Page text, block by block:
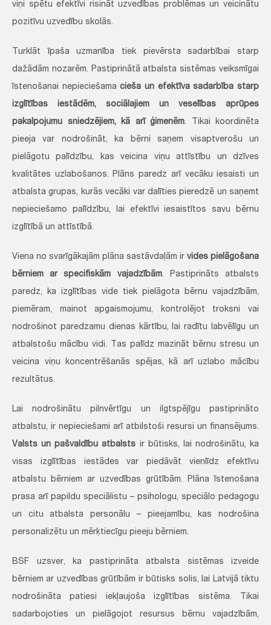
viņi spētu efektīvi risināt uzvedības problēmas un veicinātu
pozitīvu uzvedību skolās.
Turklāt īpaša uzmanība tiek pievērsta sadarbībai starp
dažādām nozarēm. Pastiprinātā atbalsta sistēmas veiksmīgai
īstenošanai nepieciešamacieša un efektīva sadarbība starp
izglītības iestādēm, sociālajiem un veselības aprūpes
pakalpojumu sniedzējiem, kā arī ģimenēm. Tikai koordinēta
pieeja var nodrošināt, ka bērni saņem visaptverošu un
pielāgotu palīdzību, kas veicina viņu attīstību un dzīves
kvalitātes uzlabošanos. Plāns paredz arī vecāku iesaisti un
atbalsta grupas, kurās vecāki var dalīties pieredzē un saņemt
nepieciešamo palīdzību, lai efektīvi iesaistītos savu bērnu
izglītībā un attīstībā.
Viena no svarīgākajām plāna sastāvdaļām ir vides pielāgošana
bērniem ar specifiskām vajadzībām. Pastiprināts atbalsts
paredz, ka izglītības vide tiek pielāgota bērnu vajadzībām,
piemēram, mainot apgaismojumu, kontrolējot troksni vai
nodrošinot paredzamu dienas kārtību, lai radītu labvēlīgu un
atbalstošu mācību vidi. Tas palīdz mazināt bērnu stresu un
veicina viņu koncentrēšanās spējas, kā arī uzlabo mācību
rezultātus.
Lai nodrošinātu pilnvērtīgu un ilgtspējīgu pastiprināto
atbalstu, ir nepieciešami arī atbilstoši resursi un finansējums.
Valsts un pašvaldību atbalsts ir būtisks, lai nodrošinātu, ka
visas izglītības iestādes var piedāvāt vienlīdz efektīvu
atbalstu bērniem ar uzvedības grūtībām. Plāna īstenošana
prasa arī papildu speciālistu – psihologu, speciālo pedagogu
un citu atbalsta personālu – pieejamību, kas nodrošina
personalizētu un mērķtiecīgu pieeju bērniem.
BSF uzsver, ka pastiprināta atbalsta sistēmas izveide
bērniem ar uzvedības grūtībām ir būtisks solis, lai Latvijā tiktu
nodrošināta patiesi iekļaujoša izglītības sistēma. Tikai
sadarbojoties un pielāgojot resursus bērnu vajadzībām,